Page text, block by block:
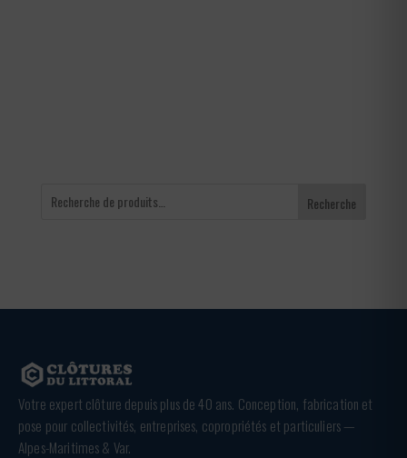
Recherche
Votre expert clôture depuis plus de 40 ans. Conception, fabrication et
pose pour collectivités, entreprises, copropriétés et particuliers —
Alpes-Maritimes & Var.